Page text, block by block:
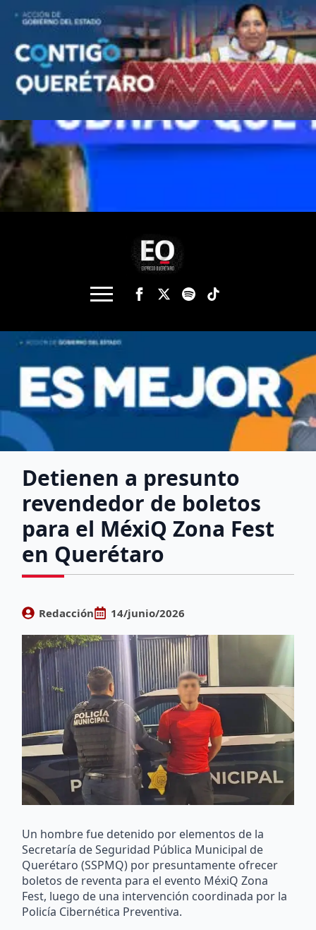
Detienen a presunto
revendedor de boletos
para el MéxiQ Zona Fest
en Querétaro
Redacción 14/junio/2026
Un hombre fue detenido por elementos de la
Secretaría de Seguridad Pública Municipal de
Querétaro (SSPMQ) por presuntamente ofrecer
boletos de reventa para el evento MéxiQ Zona
Fest, luego de una intervención coordinada por la
Policía Cibernética Preventiva.